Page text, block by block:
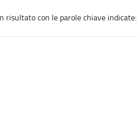
risultato con le parole chiave indicate: